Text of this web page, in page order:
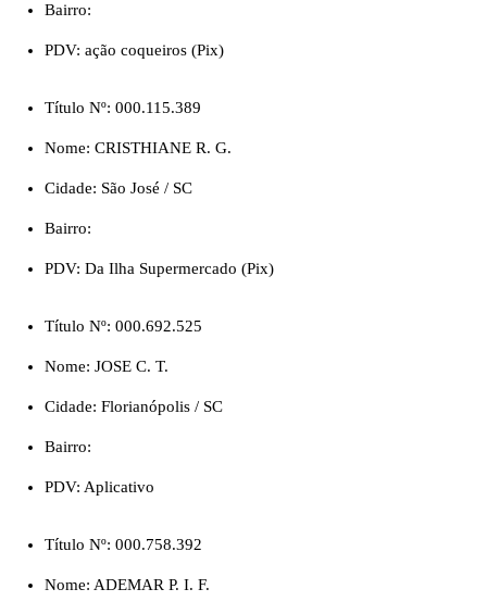
Bairro:
PDV: ação coqueiros (Pix)
Título Nº: 000.115.389
Nome: CRISTHIANE R. G.
Cidade: São José / SC
Bairro:
PDV: Da Ilha Supermercado (Pix)
Título Nº: 000.692.525
Nome: JOSE C. T.
Cidade: Florianópolis / SC
Bairro:
PDV: Aplicativo
Título Nº: 000.758.392
Nome: ADEMAR P. I. F.